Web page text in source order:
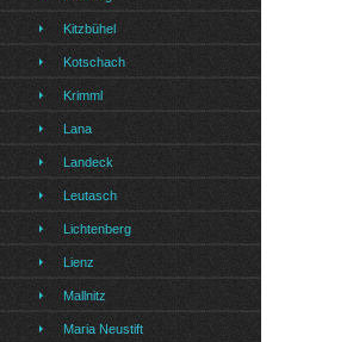
Kitzbühel
Kotschach
Krimml
Lana
Landeck
Leutasch
Lichtenberg
Lienz
Mallnitz
Maria Neustift